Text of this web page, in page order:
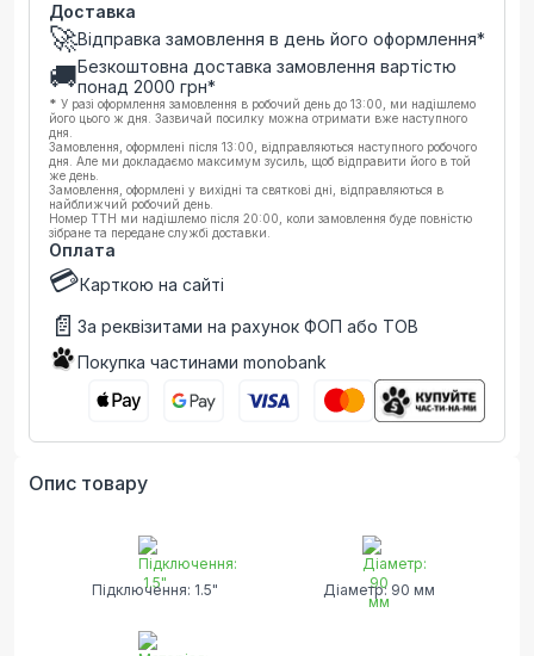
Доставка
🚀Відправка замовлення в день його оформлення*
🚚Безкоштовна доставка замовлення вартістю
понад 2000 грн*
* У разі оформлення замовлення в робочий день до 13:00, ми надішлемо
його цього ж дня. Зазвичай посилку можна отримати вже наступного
дня.
Замовлення, оформлені після 13:00, відправляються наступного робочого
дня. Але ми докладаємо максимум зусиль, щоб відправити його в той
же день.
Замовлення, оформлені у вихідні та святкові дні, відправляються в
найближчий робочий день.
Номер ТТН ми надішлемо після 20:00, коли замовлення буде повністю
зібране та передане службі доставки.
Оплата
💳Карткою на сайті
📄 За реквізитами на рахунок ФОП або ТОВ
Покупка частинами monobank
Опис товару
Підключення: 1.5" Діаметр: 90 мм